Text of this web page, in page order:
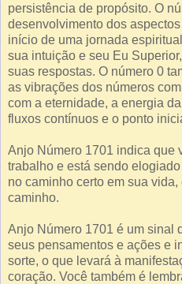
persistência de propósito. O
desenvolvimento dos
início de uma jornada
sua intuição e seu Eu
suas respostas. O número 0
as vibrações dos números
com a eternidade, a energia
fluxos contínuos e o ponto
Anjo Número 1701 indica que
trabalho e está sendo
no caminho certo em sua
caminho.
Anjo Número 1701 é um sinal
seus pensamentos e ações e
sorte, o que levará à
coração. Você também é